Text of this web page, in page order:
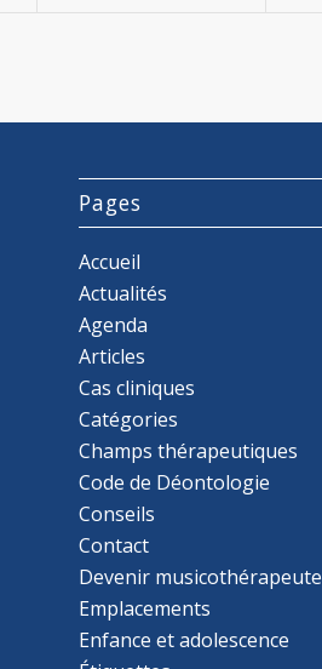
Pages
Accueil
Actualités
Agenda
Articles
Cas cliniques
Catégories
Champs thérapeutiques
Code de Déontologie
Conseils
Contact
Devenir musicothérapeute
Emplacements
Enfance et adolescence